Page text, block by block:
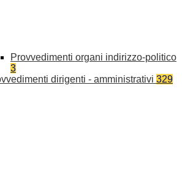
Provvedimenti organi indirizzo-politico
3
dirigenti - amministrativi 329